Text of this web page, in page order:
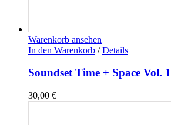
Warenkorb ansehen
In den Warenkorb / Details
Soundset Time + Space Vol. 1
30,00 €